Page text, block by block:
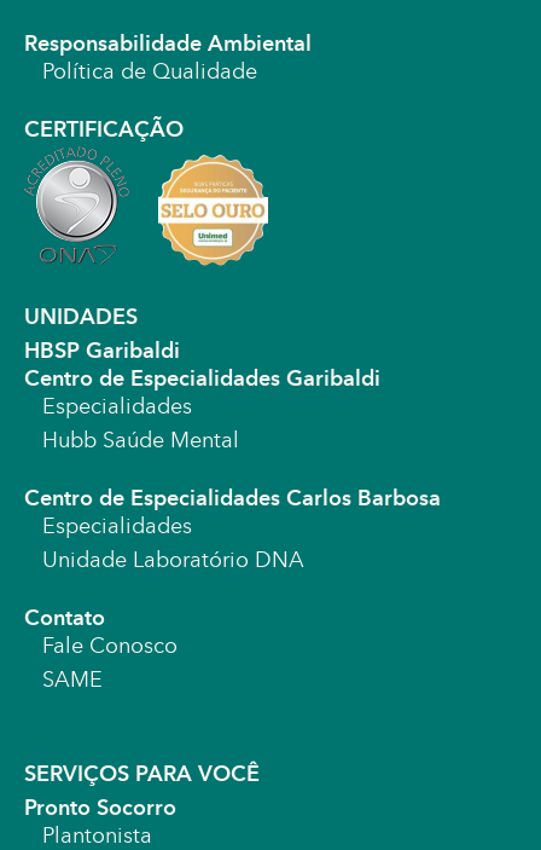
Responsabilidade Ambiental
Política de Qualidade
CERTIFICAÇÃO
SERVIÇOS PARA VOCÊ
Pronto Socorro
Plantonista
UNIDADES
HBSP Garibaldi
Centro de Especialidades Garibaldi
Especialidades
Hubb Saúde Mental
Centro de Especialidades Carlos Barbosa
Especialidades
Unidade Laboratório DNA
Contato
Fale Conosco
SAME